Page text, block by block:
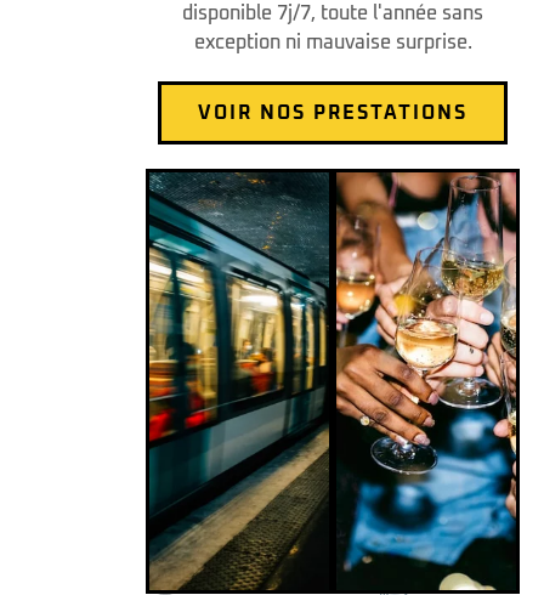
disponible 7j/7, toute l'année sans
exception ni mauvaise surprise.
VOIR NOS PRESTATIONS